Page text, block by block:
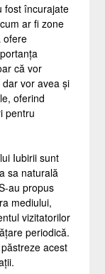
fost încurajate
ar fi zone
ofere
că vor
vor avea și
oferind
pentru
Iubirii sunt
sa naturală
au propus
mediului,
vizitatorilor
periodică.
acest